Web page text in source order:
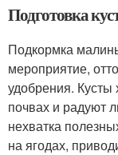
Подготовка
Подкормка
мероприятие,
удобрения. Кусты
почвах и радуют
нехватка
на ягодах,